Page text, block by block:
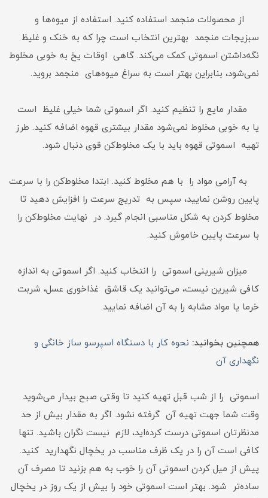
از محصولات منجمد استفاده کنید. استفاده از میوه‌ها و
سبزیجات منجمد بهترین انتخاب است چرا که به خنک و غلیظ
نگه‌داشتن اسموتی کمک می‌کند. گاهی اوقات یخ به خوبی مخلوط
نمی‌شود، بنابراین بهتر است به سراغ میوه‌های منجمد بروید.
مقدار مایع را تنظیم کنید. اگر اسموتی شما خیلی غلیظ است
یا به خوبی مخلوط نمی‌شود مقدار بیشتری قهوه اضافه کنید. طرز
تهیه اسموتی قهوه باید با یک مخلوط‌کن قوی دنبال شود.
به آرامی مواد را با هم مخلوط کنید. ابتدا مخلوط‌کن را با سرعت
پایین روشن نمایید، سپس به تدریج سرعت را افزایش دهید تا
مخلوط کردن به شکل مناسبی انجام گیرد. در نهایت مخلوط‌کن را
با سرعت پایین خاموش کنید.
میزان شیرینی اسموتی را انتخاب کنید. اگر اسموتی به اندازه
کافی شیرین نیست، می‌توانید یک قاشق غذاخوری عسل، شربت
خرما یا مواد مشابه را به آن اضافه نمایید.
همچنین بخوانید: نحوه کار با دستگاه اسپرسو ساز خانگی و
نگهداری آن
اسموتی را از شب قبل تهیه کنید تا وقتی صبح بیدار می‌شوید
وقت شما جهت تهیه آن گرفته نشود. اگر به مقدار بیش از حد
مدنظرتان اسموتی درست کرده‌اید،‌ لازم نیست نگران باشید. تنها
کافی است آن را در یک ظرف مناسب در یخچال نگهدارید کنید.
پیش از میل کردن اسموتی آن را خوب به هم بزنید تا مصرف آن
ساده‌تر شود. بهتر است اسموتی خود را بیش از یک روز در یخچال